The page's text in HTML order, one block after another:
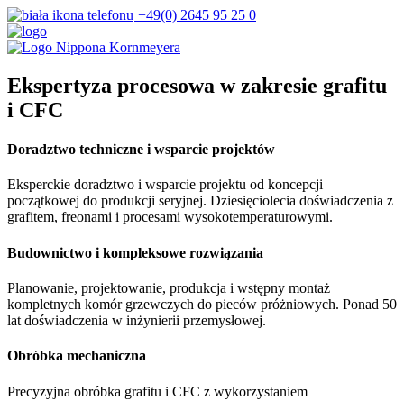
+49(0) 2645 95 25 0
Ekspertyza procesowa w zakresie grafitu
i CFC
Doradztwo techniczne i wsparcie projektów
Eksperckie doradztwo i wsparcie projektu od koncepcji
początkowej do produkcji seryjnej. Dziesięciolecia doświadczenia z
grafitem, freonami i procesami wysokotemperaturowymi.
Budownictwo i kompleksowe rozwiązania
Planowanie, projektowanie, produkcja i wstępny montaż
kompletnych komór grzewczych do pieców próżniowych. Ponad 50
lat doświadczenia w inżynierii przemysłowej.
Obróbka mechaniczna
Precyzyjna obróbka grafitu i CFC z wykorzystaniem